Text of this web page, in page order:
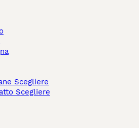
Scegliere
Scegliere